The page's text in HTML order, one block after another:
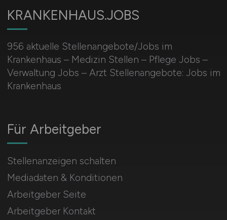
KRANKENHAUS.JOBS
956 aktuelle Stellenangebote/Jobs im
Krankenhaus – Medizin Stellen – Pflege Jobs –
Verwaltung Jobs – Arzt Stellenangebote: Jobs im
Krankenhaus
Für Arbeitgeber
Stellenanzeigen schalten
Mediadaten & Konditionen
Arbeitgeber Seite
Arbeitgeber Kontakt